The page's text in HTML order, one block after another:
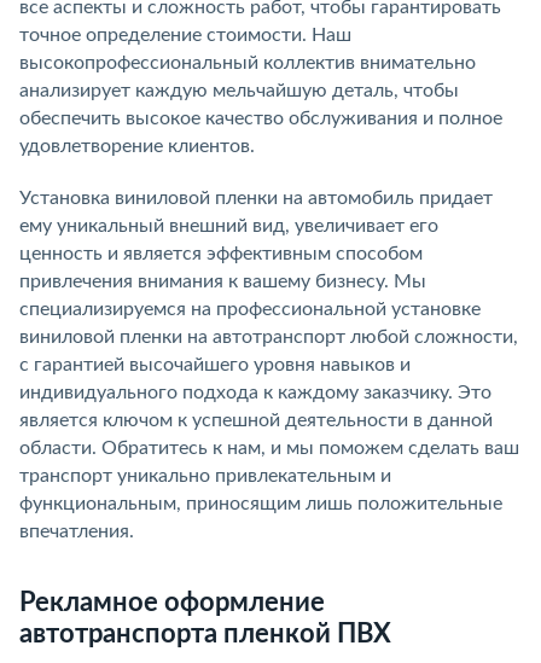
все аспекты и сложность работ, чтобы гарантировать
точное определение стоимости. Наш
высокопрофессиональный коллектив внимательно
анализирует каждую мельчайшую деталь, чтобы
обеспечить высокое качество обслуживания и полное
удовлетворение клиентов.
Установка виниловой пленки на автомобиль придает
ему уникальный внешний вид, увеличивает его
ценность и является эффективным способом
привлечения внимания к вашему бизнесу. Мы
специализируемся на профессиональной установке
виниловой пленки на автотранспорт любой сложности,
с гарантией высочайшего уровня навыков и
индивидуального подхода к каждому заказчику. Это
является ключом к успешной деятельности в данной
области. Обратитесь к нам, и мы поможем сделать ваш
транспорт уникально привлекательным и
функциональным, приносящим лишь положительные
впечатления.
Рекламное оформление
автотранспорта пленкой ПВХ